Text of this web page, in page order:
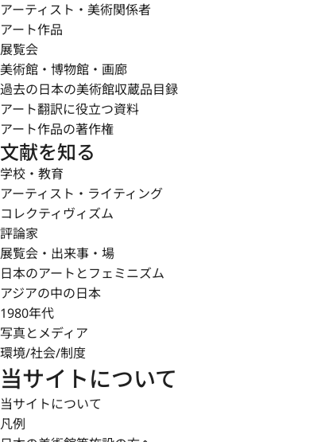
アーティスト・美術関係者
アート作品
展覧会
美術館・博物館・画廊
過去の日本の美術館収蔵品目録
アート翻訳に役立つ資料
アート作品の著作権
文献を知る
学校・教育
アーティスト・ライティング
コレクティヴィズム
評論家
展覧会・出来事・場
日本のアートとフェミニズム
アジアの中の日本
1980年代
写真とメディア
環境/社会/制度
当サイトについて
当サイトについて
凡例